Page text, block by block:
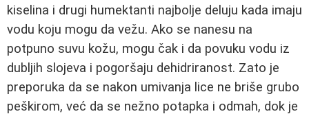
kiselina i drugi humektanti najbolje deluju kada imaju
vodu koju mogu da vežu. Ako se nanesu na
potpuno suvu kožu, mogu čak i da povuku vodu iz
dubljih slojeva i pogoršaju dehidriranost. Zato je
preporuka da se nakon umivanja lice ne briše grubo
peškirom, već da se nežno potapka i odmah, dok je